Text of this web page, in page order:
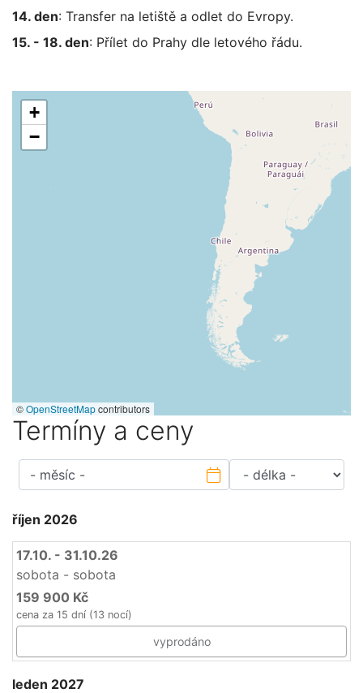
14. den: Transfer na letiště a odlet do Evropy.
15. - 18. den: Přílet do Prahy dle letového řádu.
+
−
©OpenStreetMapcontributors
Termíny a ceny
říjen 2026
17.10. - 31.10.26
sobota - sobota
159 900 Kč
cena za 15 dní (13 nocí)
vyprodáno
leden 2027